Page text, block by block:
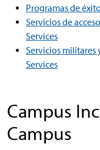
Programas de
Servicios de
Services
Servicios militares
Services
Campus
Campus